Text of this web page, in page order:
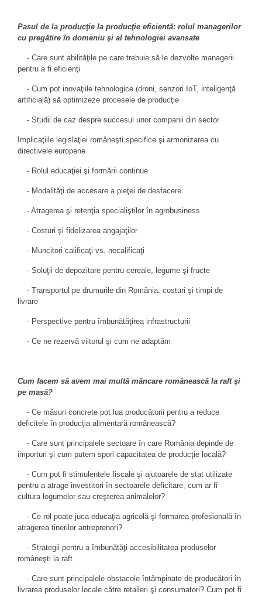
Pasul de la producţie la producţie eficientă: rolul managerilor
cu pregătire în domeniu şi al tehnologiei avansate
- Care sunt abilităţile pe care trebuie să le dezvolte managerii
pentru a fi eficienţi
- Cum pot inovaţiile tehnologice (droni, senzori IoT, inteligenţă
artificială) să optimizeze procesele de producţie
- Studii de caz despre succesul unor companii din sector
Implicaţiile legislaţiei româneşti specifice şi armonizarea cu
directivele europene
- Rolul educaţiei şi formării continue
- Modalităţi de accesare a pieţei de desfacere
- Atragerea şi retenţia specialiştilor în agrobusiness
- Costuri şi fidelizarea angajaţilor
- Muncitori calificaţi vs. necalificaţi
- Soluţii de depozitare pentru cereale, legume şi fructe
- Transportul pe drumurile din România: costuri şi timpi de
livrare
- Perspective pentru îmbunătăţirea infrastructurii
- Ce ne rezervă viitorul şi cum ne adaptăm
Cum facem să avem mai multă mâncare românească la raft şi
pe masă?
- Ce măsuri concrete pot lua producătorii pentru a reduce
deficitele în producţia alimentară românească?
- Care sunt principalele sectoare în care România depinde de
importuri şi cum putem spori capacitatea de producţie locală?
- Cum pot fi stimulentele fiscale şi ajutoarele de stat utilizate
pentru a atrage investitori în sectoarele deficitare, cum ar fi
cultura legumelor sau creşterea animalelor?
- Ce rol poate juca educaţia agricolă şi formarea profesională în
atragerea tinerilor antreprenori?
- Strategii pentru a îmbunătăţi accesibilitatea produselor
româneşti la raft
- Care sunt principalele obstacole întâmpinate de producători în
livrarea produselor locale către retaileri şi consumatori? Cum pot fi